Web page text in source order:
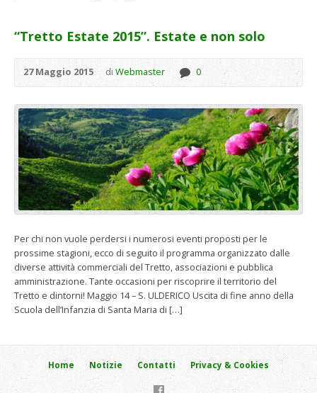
“Tretto Estate 2015”. Estate e non solo
27 Maggio 2015 di Webmaster 0
Per chi non vuole perdersi i numerosi eventi proposti per le
prossime stagioni, ecco di seguito il programma organizzato dalle
diverse attività commerciali del Tretto, associazioni e pubblica
amministrazione. Tante occasioni per riscoprire il territorio del
Tretto e dintorni! Maggio 14 – S. ULDERICO Uscita di fine anno della
Scuola dell’Infanzia di Santa Maria di […]
Home Notizie Contatti Privacy & Cookies